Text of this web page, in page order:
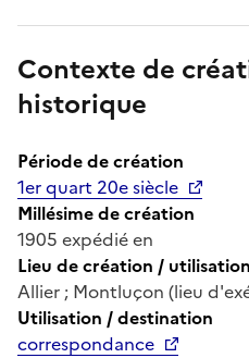
Contexte de
historique
Période de création
1er quart 20e siècle
Millésime de création
1905 expédié en
Lieu de création / utilisation
Allier ; Montluçon (lieu
Utilisation / destination
correspondance